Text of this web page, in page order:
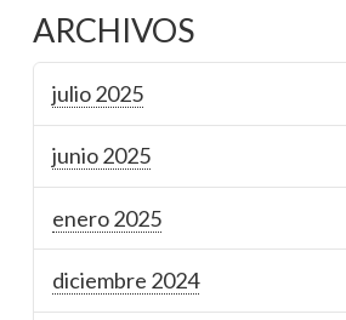
ARCHIVOS
julio 2025
junio 2025
enero 2025
diciembre 2024